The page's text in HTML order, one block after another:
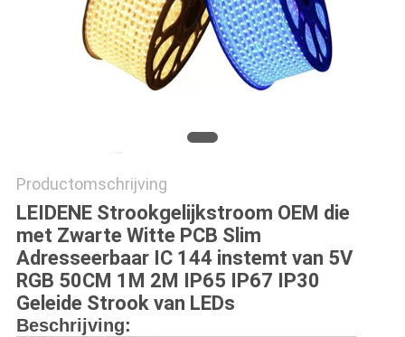
Productomschrijving
LEIDENE Strookgelijkstroom OEM die
met Zwarte Witte PCB Slim
Adresseerbaar IC 144 instemt van 5V
RGB 50CM 1M 2M IP65 IP67 IP30
Geleide Strook van LEDs
Beschrijving: